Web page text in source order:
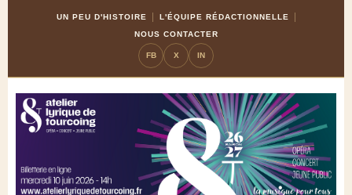
UN PEU D'HISTOIRE
L'ÉQUIPE RÉDACTIONNELLE
NOUS CONTACTER
FB X IN